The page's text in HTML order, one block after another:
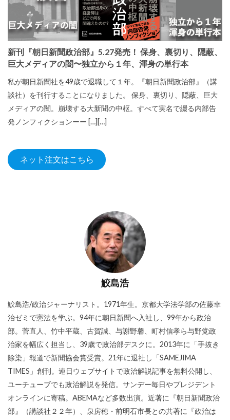
新刊『朝日新聞政治部』5.27発売！ 保身、裏切り、隠蔽、
巨大メディアの闇〜独立から１年、渾身の単行本
私が朝日新聞社を49歳で退職して１年。『朝日新聞政治部』（講
談社）を刊行することになりました。 保身、裏切り、隠蔽、巨大
メディアの闇。崩壊する大新聞の中枢。すべて実名で綴る内部告
発ノンフィクションーー […][…]
ネット注文はこちら
鮫島浩
鮫島浩/政治ジャーナリスト。1971年生。京都大学法学部の佐藤幸
治ゼミで憲法を学ぶ。94年に朝日新聞へ入社し、99年から政治
部。菅直人、竹中平蔵、古賀誠、与謝野馨、町村信孝ら与野党政
治家を幅広く担当し、39歳で政治部デスクに。2013年に「手抜き
除染」報道で新聞協会賞受賞。21年に退社し「SAMEJIMA
TIMES」創刊。連日ウェブサイトで政治解説記事を無料公開し、
ユーチューブでも政治解説を発信。サンデー毎日やプレジデント
オンラインに寄稿。ABEMAなど多数出演。近著に『朝日新聞政治
部』（講談社２２年）、泉房穂・前明石市長との共著に『政治は